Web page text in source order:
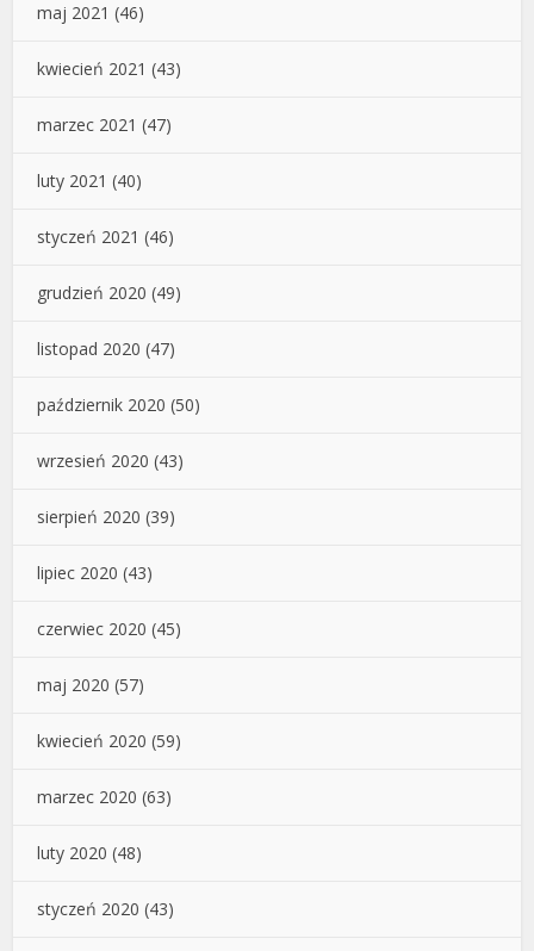
maj 2021 (46)
kwiecień 2021 (43)
marzec 2021 (47)
luty 2021 (40)
styczeń 2021 (46)
grudzień 2020 (49)
listopad 2020 (47)
październik 2020 (50)
wrzesień 2020 (43)
sierpień 2020 (39)
lipiec 2020 (43)
czerwiec 2020 (45)
maj 2020 (57)
kwiecień 2020 (59)
marzec 2020 (63)
luty 2020 (48)
styczeń 2020 (43)